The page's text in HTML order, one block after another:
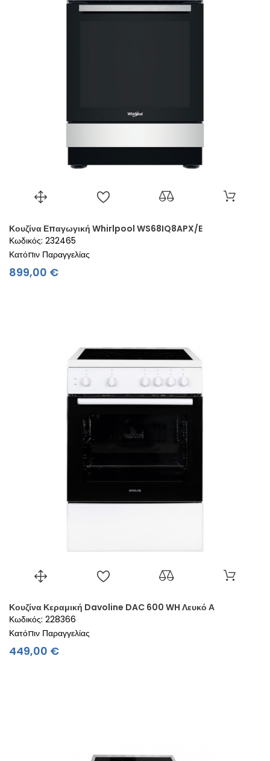
Κουζίνα Επαγωγική Whirlpool WS68IQ8APX/E
Κωδικός: 232465
Κατόπιν Παραγγελίας
899,00 €Τιμή
Κουζίνα Κεραμική Davoline DAC 600 WH Λευκό Α
Κωδικός: 228366
Κατόπιν Παραγγελίας
449,00 €Τιμή